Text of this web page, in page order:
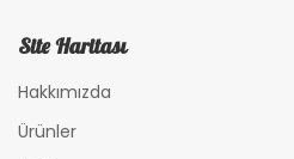
Site Haritası
Hakkımızda
Ürünler